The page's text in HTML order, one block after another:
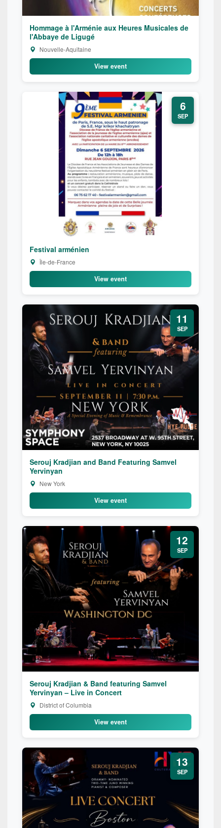
Hommage à l'Arménie aux Heures Musicales de
l'Abbaye de Ligugé
Nouvelle-Aquitaine
View event
6
SEP
Festival arménien
Île-de-France
View event
11
SEP
Serouj Kradjian and Band Featuring Samvel
Yervinyan
New York
View event
12
SEP
Serouj Kradjian & Band featuring Samvel
Yervinyan – Live in Concert
District of Columbia
View event
13
SEP